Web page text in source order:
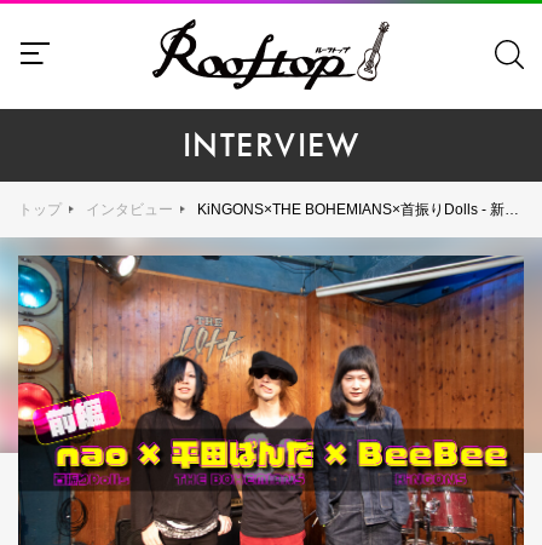
INTERVIEW
トップ インタビュー KiNGONS×THE BOHEMIANS×首振りDolls - 新企画『LIVE to LIVE』開催直前！3組のボーカリストたちが今まで語ってこなかったバンドの秘話を語り尽くす！【前編】